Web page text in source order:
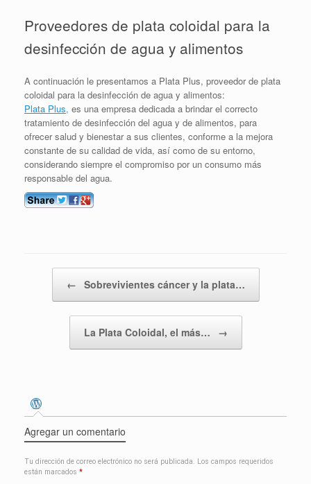
Proveedores de plata coloidal para la
desinfección de agua y alimentos
A continuación le presentamos a Plata Plus, proveedor de plata
coloidal para la desinfección de agua y alimentos:
Plata Plus, es una empresa dedicada a brindar el correcto
tratamiento de desinfección del agua y de alimentos, para
ofrecer salud y bienestar a sus clientes, conforme a la mejora
constante de su calidad de vida, así como de su entorno,
considerando siempre el compromiso por un consumo más
responsable del agua.
← Sobrevivientes cáncer y la plata…
La Plata Coloidal, el más… →
Agregar un comentario
Tu dirección de correo electrónico no será publicada. Los campos requeridos
están marcados *